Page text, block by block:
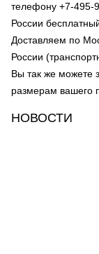
телефону +7-495-
России
Доставляем по
России
Вы так же можете
размерам вашего
НОВОСТИ